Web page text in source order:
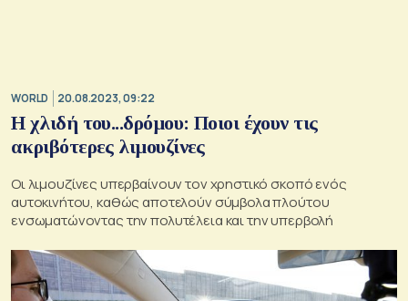
WORLD 20.08.2023, 09:22
Η χλιδή του...δρόμου: Ποιοι έχουν τις
ακριβότερες λιμουζίνες
Οι λιμουζίνες υπερβαίνουν τον χρηστικό σκοπό ενός
αυτοκινήτου, καθώς αποτελούν σύμβολα πλούτου
ενσωματώνοντας την πολυτέλεια και την υπερβολή